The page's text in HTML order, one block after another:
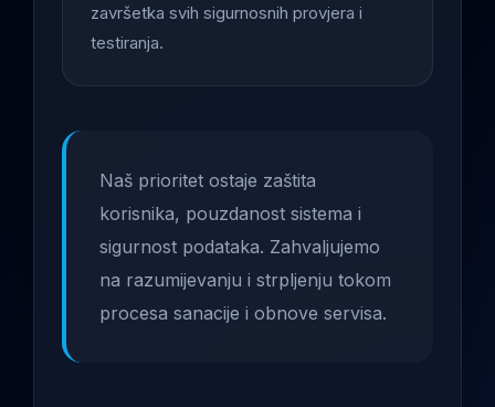
završetka svih sigurnosnih provjera i
testiranja.
Naš prioritet ostaje zaštita
korisnika, pouzdanost sistema i
sigurnost podataka. Zahvaljujemo
na razumijevanju i strpljenju tokom
procesa sanacije i obnove servisa.